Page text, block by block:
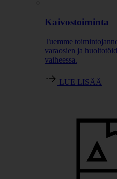
Kaivostoiminta
Tuemme
varaosien ja
vaiheessa.
LUE LISÄÄ